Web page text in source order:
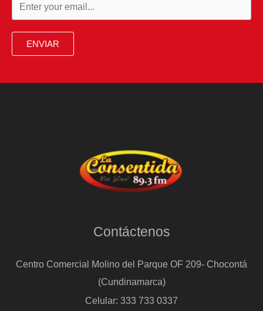
ENVIAR
Contáctenos
Centro Comercial Molino del Parque OF 209- Chocontá
(Cundinamarca)
Celular: 333 733 0337